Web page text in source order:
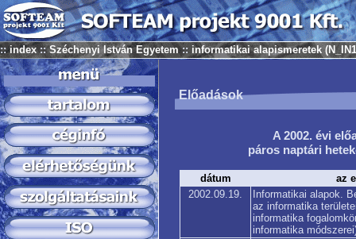
::index::Széchenyi István Egyetem:: informatikai alapismeretek
Előadások
A 2002. évi
páros naptári
dátum
az
2002.09.19.
Informatikai alapok.
az informatika
informatika
informatika